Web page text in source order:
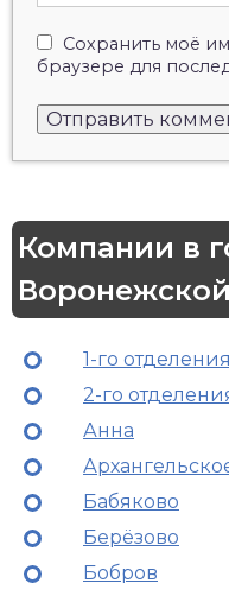
Сохранить моё
браузере для
Компании в
1-го
2-го
Анна
Бабяково
Берёзово
Бобров